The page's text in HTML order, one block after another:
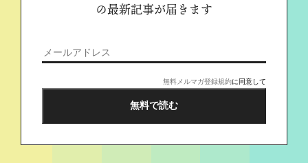
の最新記事が届きます
無料メルマガ登録規約に同意して